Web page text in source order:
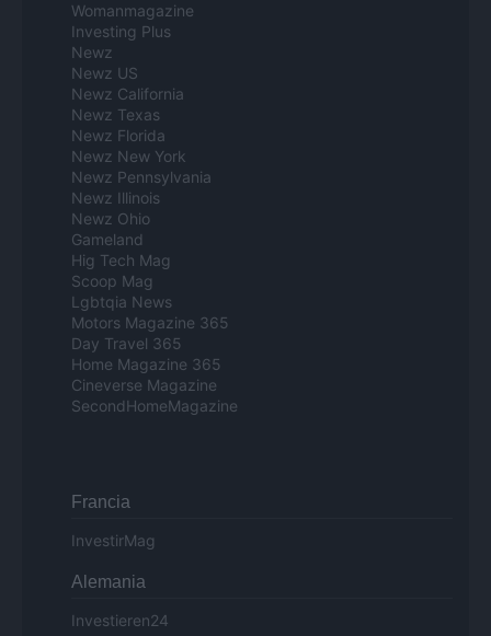
Womanmagazine
Investing Plus
Newz
Newz US
Newz California
Newz Texas
Newz Florida
Newz New York
Newz Pennsylvania
Newz Illinois
Newz Ohio
Gameland
Hig Tech Mag
Scoop Mag
Lgbtqia News
Motors Magazine 365
Day Travel 365
Home Magazine 365
Cineverse Magazine
SecondHomeMagazine
Francia
InvestirMag
Alemania
Investieren24